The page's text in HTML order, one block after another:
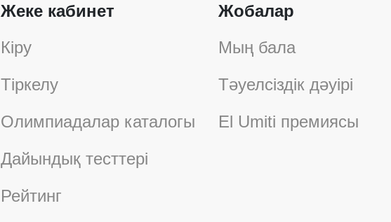
Жеке кабинет
Кіру
Тіркелу
Олимпиадалар каталогы
Дайындық тесттері
Рейтинг
Жобалар
Мың бала
Тәуелсіздік дәуірі
El Umiti премиясы